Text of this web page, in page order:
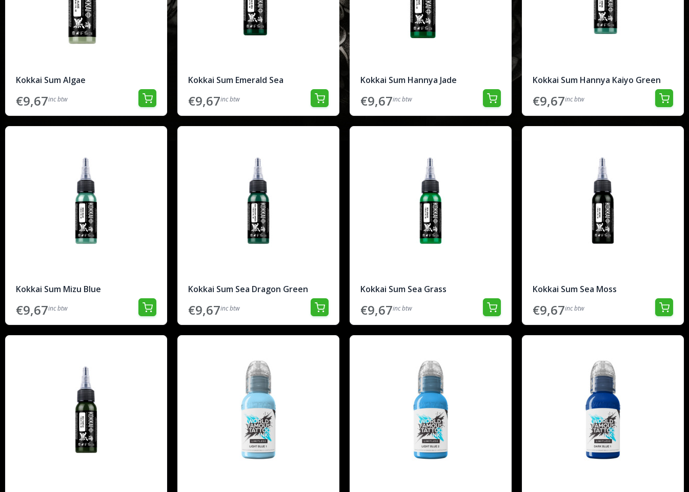
Kokkai Sum Algae
€9,67inc btw
Kokkai Sum Emerald Sea
€9,67inc btw
Kokkai Sum Hannya Jade
€9,67inc btw
Kokkai Sum Hannya Kaiyo Green
€9,67inc btw
Kokkai Sum Mizu Blue
€9,67inc btw
Kokkai Sum Sea Dragon Green
€9,67inc btw
Kokkai Sum Sea Grass
€9,67inc btw
Kokkai Sum Sea Moss
€9,67inc btw